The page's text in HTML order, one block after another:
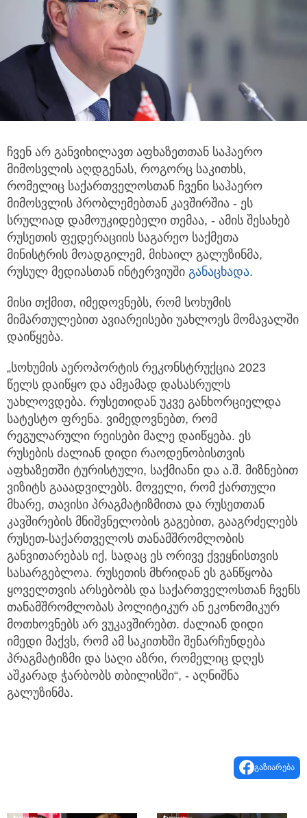
ჩვენ არ განვიხილავთ აფხაზეთთან საჰაერო
მიმოსვლის აღდგენას, როგორც საკითხს,
რომელიც საქართველოსთან ჩვენი საჰაერო
მიმოსვლის პრობლემებთან კავშირშია - ეს
სრულიად დამოუკიდებელი თემაა, - ამის შესახებ
რუსეთის ფედერაციის საგარეო საქმეთა
მინისტრის მოადგილემ, მიხაილ გალუზინმა,
რუსულ მედიასთან ინტერვიუში განაცხადა.
მისი თქმით, იმედოვნებს, რომ სოხუმის
მიმართულებით ავიარეისები უახლოეს მომავალში
დაიწყება.
„სოხუმის აეროპორტის რეკონსტრუქცია 2023
წელს დაიწყო და ამჟამად დასასრულს
უახლოვდება. რუსეთიდან უკვე განხორციელდა
სატესტო ფრენა. ვიმედოვნებთ, რომ
რეგულარული რეისები მალე დაიწყება. ეს
რუსების ძალიან დიდი რაოდენობისთვის
აფხაზეთში ტურისტული, საქმიანი და ა.შ. მიზნებით
ვიზიტს გააადვილებს. მოველი, რომ ქართული
მხარე, თავისი პრაგმატიზმითა და რუსეთთან
კავშირების მნიშვნელობის გაგებით, გააგრძელებს
რუსეთ-საქართველოს თანამშრომლობის
განვითარებას იქ, სადაც ეს ორივე ქვეყნისთვის
სასარგებლოა. რუსეთის მხრიდან ეს განწყობა
ყოველთვის არსებობს და საქართველოსთან ჩვენს
თანამშრომლობას პოლიტიკურ ან ეკონომიკურ
მოთხოვნებს არ ვუკავშირებთ. ძალიან დიდი
იმედი მაქვს, რომ ამ საკითხში შენარჩუნდება
პრაგმატიზმი და საღი აზრი, რომელიც დღეს
აშკარად ჭარბობს თბილისში“, - აღნიშნა
გალუზინმა.
გაზიარება